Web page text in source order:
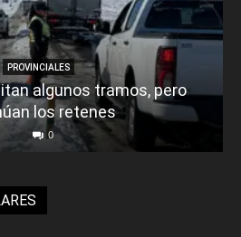
PROVINCIALES
algunos tramos, pero
los retenes
0